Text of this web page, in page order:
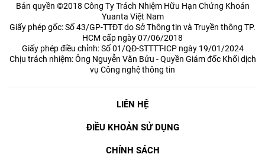
Bản quyền ©2018 Công Ty Trách Nhiệm Hữu Hạn Chứng Khoán
Yuanta Việt Nam
Giấy phép gốc: Số 43/GP-TTĐT do Sở Thông tin và Truyền thông TP.
HCM cấp ngày 07/06/2018
Giấy phép điều chỉnh: Số 01/QĐ-STTTT-ICP ngày 19/01/2024
Chịu trách nhiệm: Ông Nguyễn Văn Bửu - Quyền Giám đốc Khối dịch
vụ Công nghệ thông tin
LIÊN HỆ
ĐIỀU KHOẢN SỬ DỤNG
CHÍNH SÁCH